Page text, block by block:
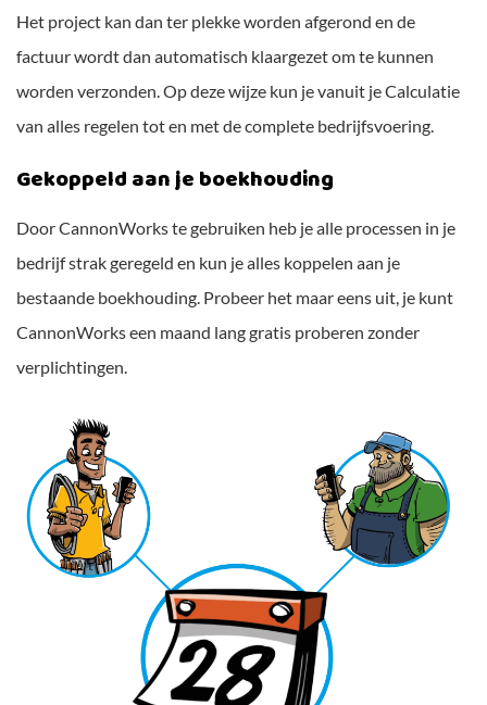
Het project kan dan ter plekke worden afgerond en de
factuur wordt dan automatisch klaargezet om te kunnen
worden verzonden. Op deze wijze kun je vanuit je Calculatie
van alles regelen tot en met de complete bedrijfsvoering.
Gekoppeld aan je boekhouding
Door CannonWorks te gebruiken heb je alle processen in je
bedrijf strak geregeld en kun je alles koppelen aan je
bestaande boekhouding. Probeer het maar eens uit, je kunt
CannonWorks een maand lang gratis proberen zonder
verplichtingen.